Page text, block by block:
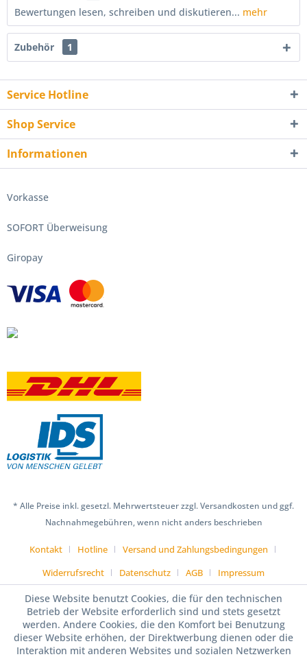
Bewertungen lesen, schreiben und diskutieren... mehr
Zubehör 1
Service Hotline
Shop Service
Informationen
Vorkasse
SOFORT Überweisung
Giropay
* Alle Preise inkl. gesetzl. Mehrwertsteuer zzgl. Versandkosten und ggf.
Nachnahmegebühren, wenn nicht anders beschrieben
Kontakt Hotline
Versand und Zahlungsbedingungen
Widerrufsrecht
Datenschutz AGB Impressum
Diese Website benutzt Cookies, die für den technischen
Betrieb der Website erforderlich sind und stets gesetzt
werden. Andere Cookies, die den Komfort bei Benutzung
dieser Website erhöhen, der Direktwerbung dienen oder die
Interaktion mit anderen Websites und sozialen Netzwerken